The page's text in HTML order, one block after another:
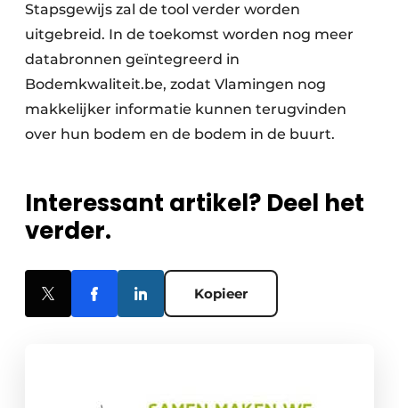
Stapsgewijs zal de tool verder worden
uitgebreid. In de toekomst worden nog meer
databronnen geïntegreerd in
Bodemkwaliteit.be, zodat Vlamingen nog
makkelijker informatie kunnen terugvinden
over hun bodem en de bodem in de buurt.
Interessant artikel? Deel het
verder.
Kopieer